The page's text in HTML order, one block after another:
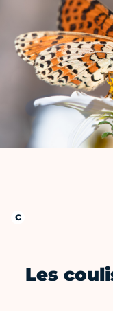
Les